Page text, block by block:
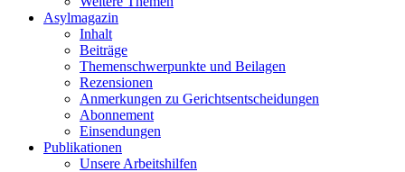
Asylmagazin
Inhalt
Beiträge
Themenschwerpunkte und Beilagen
Rezensionen
Anmerkungen zu Gerichtsentscheidungen
Abonnement
Einsendungen
Publikationen
Unsere Arbeitshilfen